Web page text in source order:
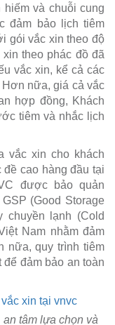
và chuỗi cung
đảm bảo lịch tiêm
gói vắc xin theo độ
theo phác đồ đã
vắc xin, kể cả các
nữa, giá cả vắc
hợp đồng, Khách
tiêm và nhắc lịch
vắc xin cho khách
cao hàng đầu tại
được bảo quản
(Good Storage
chuyền lạnh (Cold
Nam nhằm đảm
nữa, quy trình tiêm
đảm bảo an toàn
tâm lựa chọn và